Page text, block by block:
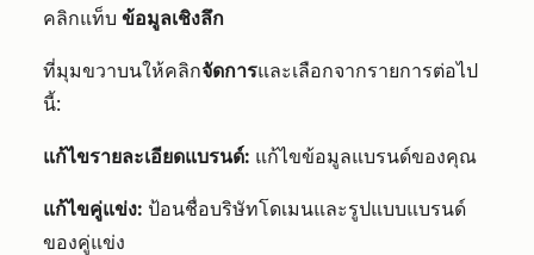
คลิกแท็บ ข้อมูลเชิงลึก
ที่มุมขวาบนให้คลิกจัดการและเลือกจากรายการต่อไป
นี้:
แก้ไขรายละเอียดแบรนด์: แก้ไขข้อมูลแบรนด์ของคุณ
แก้ไขคู่แข่ง: ป้อนชื่อบริษัทโดเมนและรูปแบบแบรนด์
ของคู่แข่ง